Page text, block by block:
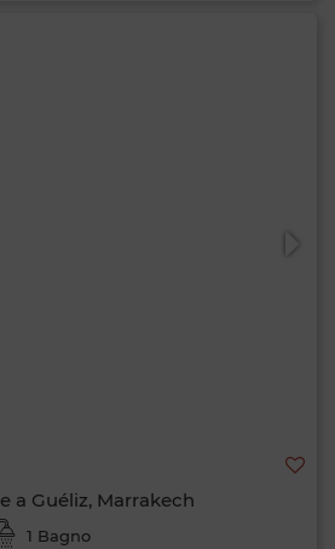
a Guéliz, Marrakech
1 Bagno